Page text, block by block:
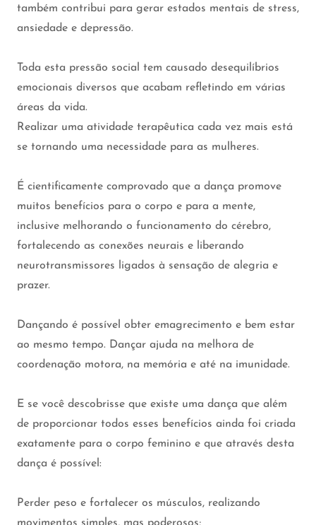
também contribui para gerar estados mentais de stress,
ansiedade e depressão.
Toda esta pressão social tem causado desequilíbrios
emocionais diversos que acabam refletindo em várias
áreas da vida.
Realizar uma atividade terapêutica cada vez mais está
se tornando uma necessidade para as mulheres.
É cientificamente comprovado que a dança promove
muitos benefícios para o corpo e para a mente,
inclusive melhorando o funcionamento do cérebro,
fortalecendo as conexões neurais e liberando
neurotransmissores ligados à sensação de alegria e
prazer.
Dançando é possível obter emagrecimento e bem estar
ao mesmo tempo. Dançar ajuda na melhora de
coordenação motora, na memória e até na imunidade.
E se você descobrisse que existe uma dança que além
de proporcionar todos esses benefícios ainda foi criada
exatamente para o corpo feminino e que através desta
dança é possível:
Perder peso e fortalecer os músculos, realizando